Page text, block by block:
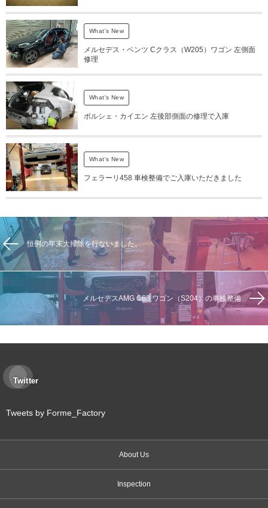
What's New
メルセデス・ベンツ Cクラス（W205）ワゴン 左側面
修理
What's New
ポルシェ・カイエン 左後部側面の修理で入庫
What's New
フェラーリ458 車検整備でご入庫いただきました
恒例の年末大掃除を行ないました。
メルセデスAMG C63 ワゴン（S204）の車検整備
Twitter
Tweets by Forme_Factory
About Us
Inspection